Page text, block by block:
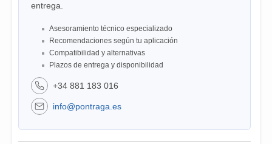
entrega.
Asesoramiento técnico especializado
Recomendaciones según tu aplicación
Compatibilidad y alternativas
Plazos de entrega y disponibilidad
+34 881 183 016
info@pontraga.es